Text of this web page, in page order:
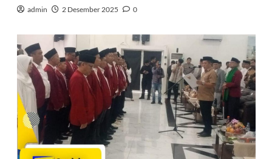
admin 2 Desember 2025 0